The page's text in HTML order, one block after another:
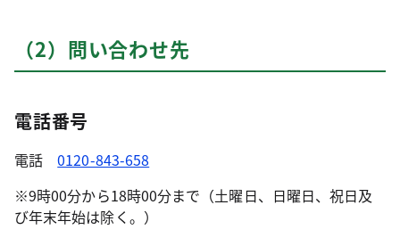
（2）問い合わせ先
電話番号
電話0120-843-658
※9時00分から18時00分まで（土曜日、日曜日、祝日及
び年末年始は除く。）